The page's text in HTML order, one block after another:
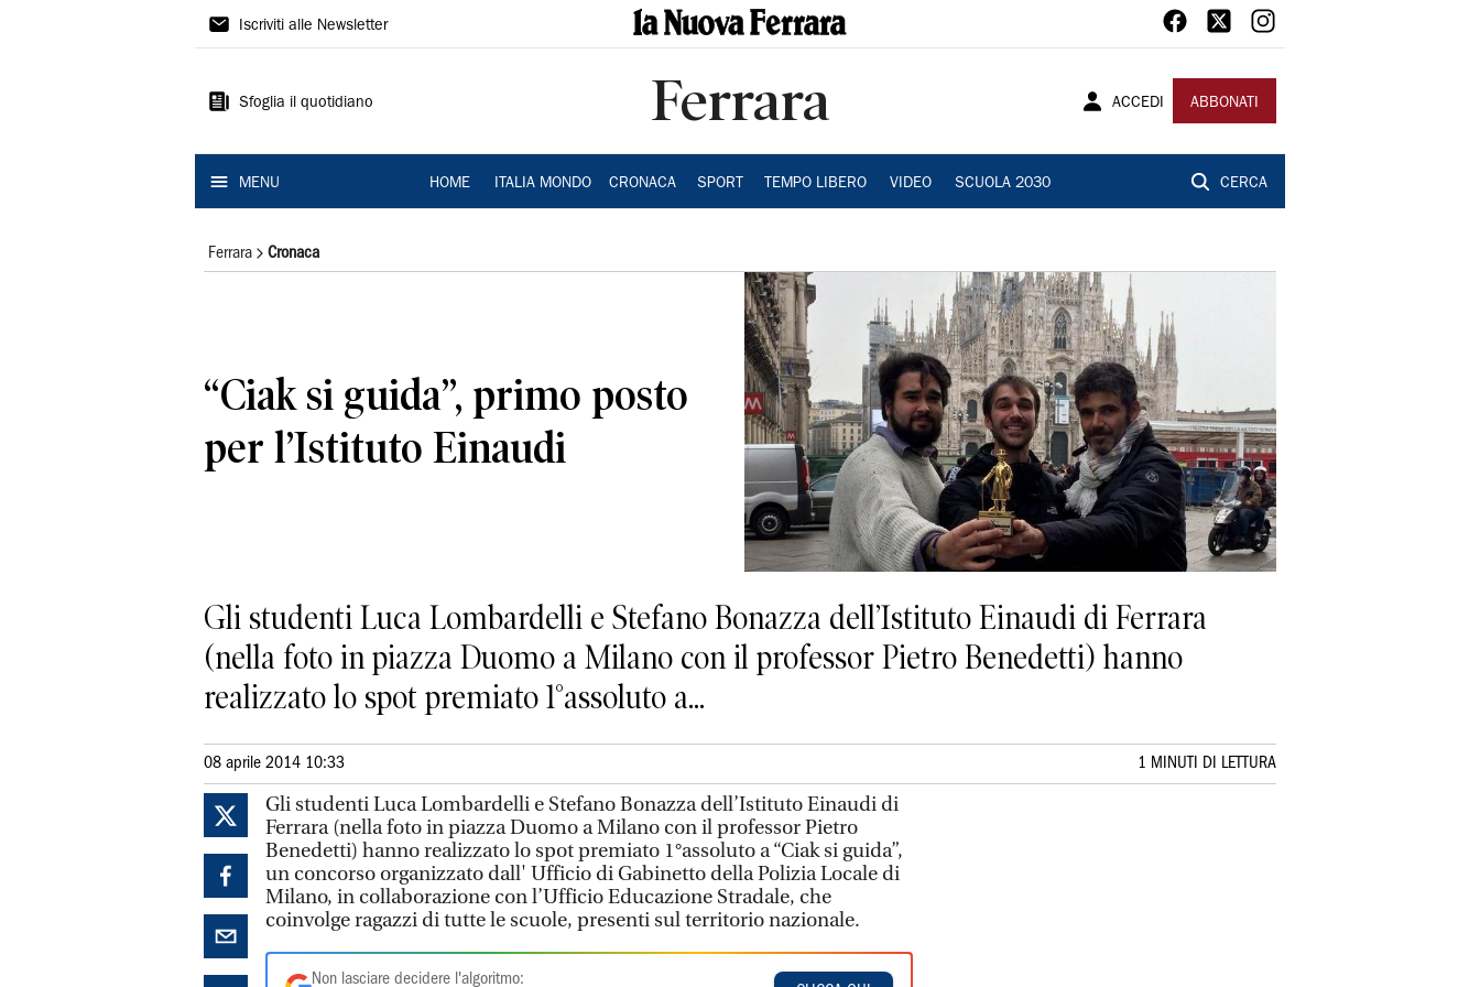
La
Ferrara
Iscriviti alle Newsletter
Sfoglia il quotidiano Ferrara ACCEDI ABBONATI
MENU HOME ITALIA MONDO CRONACA SPORT TEMPO LIBERO VIDEO SCUOLA 2030 CERCA
Ferrara Cronaca
“Ciak si guida”, primo posto
per l’Istituto Einaudi
Gli studenti Luca Lombardelli e Stefano Bonazza dell’Istituto Einaudi di Ferrara
(nella foto in piazza Duomo a Milano con il professor Pietro Benedetti) hanno
realizzato lo spot premiato 1°assoluto a...
08 aprile 2014 10:33 1 MINUTI DI LETTURA
Gli studenti Luca Lombardelli e Stefano Bonazza dell’Istituto Einaudi di
Ferrara (nella foto in piazza Duomo a Milano con il professor Pietro
Benedetti) hanno realizzato lo spot premiato 1°assoluto a “Ciak si guida”,
un concorso organizzato dall' Ufficio di Gabinetto della Polizia Locale di
Milano, in collaborazione con l’Ufficio Educazione Stradale, che
coinvolge ragazzi di tutte le scuole, presenti sul territorio nazionale.
Non lasciare decidere l'algoritmo: